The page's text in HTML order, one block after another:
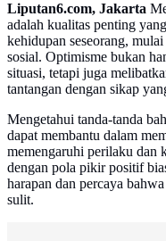
Liputan6.com, Jakarta
adalah kualitas penting
kehidupan seseorang,
sosial. Optimisme bukan
situasi, tetapi juga
tantangan dengan sikap
Mengetahui tanda-tanda
dapat membantu dalam
memengaruhi perilaku dan
dengan pola pikir positif
harapan dan percaya
sulit.